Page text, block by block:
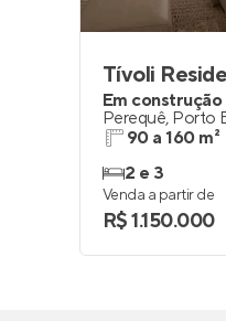
Tívoli
Em construção
Perequê, Porto
90 a 160 m²
2 e 3
Venda a partir de
R$ 1.150.000